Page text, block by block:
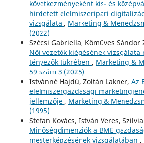
következményeként kis- és
hirdetett élelmiszeripari
vizsgálata , Marketing &
(2022)
Szécsi Gabriella, Kőműves Sándor
Női vezetők kiégésének vizsgálata
tényezők tükrében , Marketing &
59 szám 3 (2025)
Istvánné Hajdú, Zoltán Lakner, Az
élelmiszergazdasági
jellemzője , Marketing &
(1995)
Stefan Kovács, István Veres,
Minőségdimenziók a BME
mesterképzésének vizsgálatában ,